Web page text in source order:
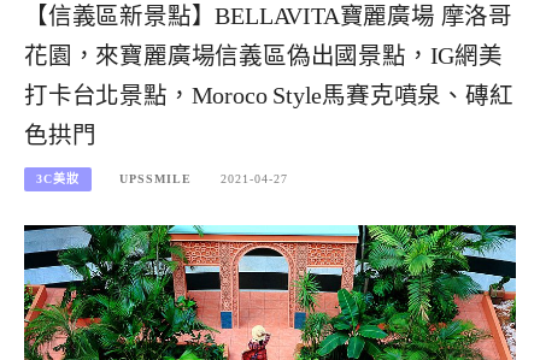
【信義區新景點】BELLAVITA寶麗廣場 摩洛哥
花園，來寶麗廣場信義區偽出國景點，IG網美
打卡台北景點，Moroco Style馬賽克噴泉、磚紅
色拱門
3C美妝 UPSSMILE 2021-04-27